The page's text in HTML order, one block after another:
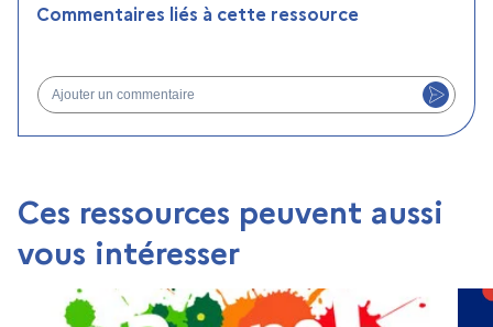
Commentaires liés à cette ressource
Ajouter un commentaire
Ces ressources peuvent aussi
vous intéresser